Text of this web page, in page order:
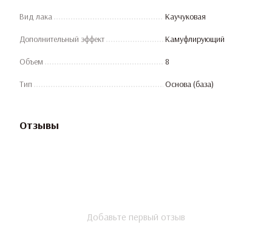
Вид лака Каучуковая
Дополнительный эффект Камуфлирующий
Объем 8
Тип Основа (база)
Отзывы
Добавьте первый отзыв